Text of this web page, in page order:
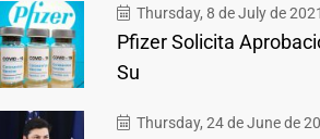
Thursday, 8 de July de
Pfizer Solicita
Su
Thursday, 24 de June de